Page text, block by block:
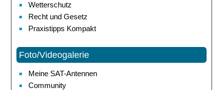
Wetterschutz
Recht und Gesetz
Praxistipps Kompakt
Foto/Videogalerie
Meine SAT-Antennen
Community